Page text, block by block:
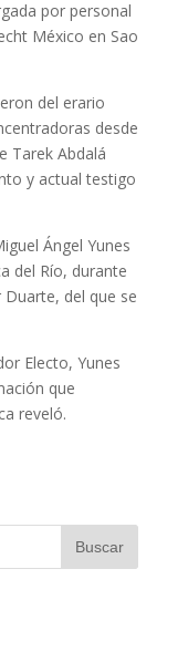
por personal
México en Sao
del erario
desde
Tarek Abdalá
y actual testigo
Ángel Yunes
del Río, durante
del que se
Electo, Yunes
que
reveló.